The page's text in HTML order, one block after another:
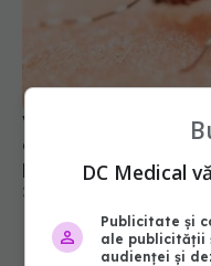
Virusul transmis de
alertă. OMS
poate afecta creierul
25 iul 2026, 16:00
DC Medical
Publicitate și
ale publicității
audienței și